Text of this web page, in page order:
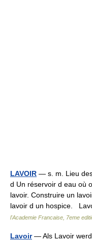
LAVOIR — s. m. Lieu
d Un réservoir d eau où
lavoir. Construire un
lavoir d un hospice.
l'Academie Francaise, 7eme
Lavoir— Als Lavoir